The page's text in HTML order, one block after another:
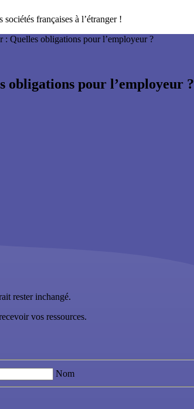
françaises à l’étranger !
: Quelles obligations pour l’employeur ?
obligations pour l’employeur ?
rester inchangé.
vos ressources.
Nom